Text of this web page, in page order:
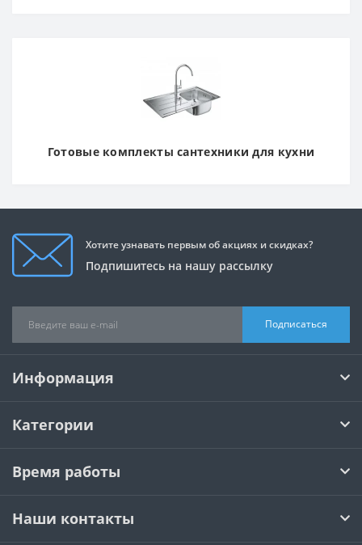
Готовые комплекты сантехники для кухни
Хотите узнавать первым об акциях и скидках?
Подпишитесь на нашу рассылку
Подписаться
Информация
Категории
Время работы
Наши контакты